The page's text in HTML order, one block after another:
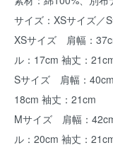
サイズ：XSサイズ／
XSサイズ 肩幅：
ル：17cm 袖丈：
Sサイズ 肩幅：40cm
18cm 袖丈：21cm
Mサイズ 肩幅：
ル：20cm 袖丈：